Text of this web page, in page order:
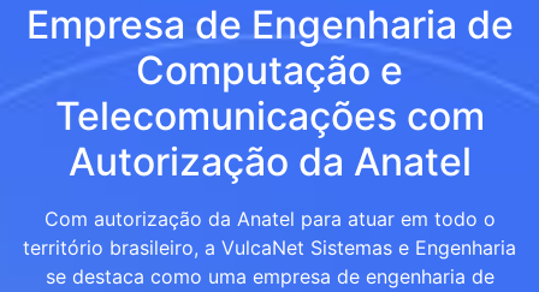
Empresa de Engenharia de
Computação e
Telecomunicações com
Autorização da Anatel
Com autorização da Anatel para atuar em todo o
território brasileiro, a VulcaNet Sistemas e Engenharia
se destaca como uma empresa de engenharia de